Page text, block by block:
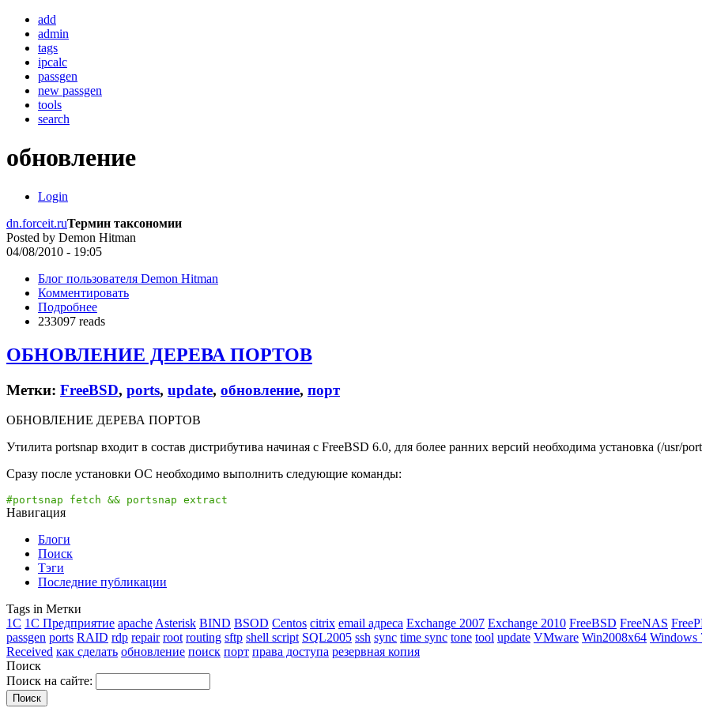
add
admin
tags
ipcalc
passgen
new passgen
tools
search
обновление
Login
dn.forceit.ruТермин таксономии
Posted by Demon Hitman
04/08/2010 - 19:05
Блог пользователя Demon Hitman
Комментировать
Подробнее
233097 reads
ОБНОВЛЕНИЕ ДЕРЕВА ПОРТОВ
Метки: FreeBSD, ports, update, обновление, порт
ОБНОВЛЕНИЕ ДЕРЕВА ПОРТОВ
Утилита portsnap входит в состав дистрибутива начиная с FreeBSD 6.0, для более ранних версий необходима установка (/usr/
Сразу после установки ОС необходимо выполнить следующие команды:
#portsnap fetch && portsnap extract
Навигация
Блоги
Поиск
Тэги
Последние публикации
Tags in Метки
1C 1С Предприятие apacheAsterisk BIND BSOD Centos citrix email адреса Exchange 2007 Exchange 2010 FreeBSD FreeNAS
passgen ports RAID rdp repair root routing sftp shell script SQL2005 ssh sync time sync tone tool update VMware Win2008x64 Windows
Received как сделать обновление поиск порт права доступа резервная копия
Поиск
Поиск на сайте: